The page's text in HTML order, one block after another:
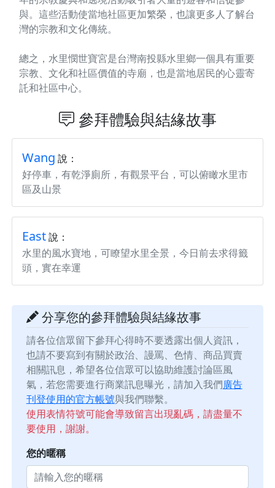
與。這些活動使當地社區更加繁榮，也讓更多人了解台
灣的宗教和文化傳統。
總之，水里憫世寶宮是台灣南投縣水里鄉一個具有重要
宗教、文化和社區價值的寺廟，也是當地居民的心靈寄
託和社區中心。
參拜體驗與結緣故事
Wang 說：
好停車，有乾淨廁所，有觀景平台，可以俯瞰水里市
區及山景
East說：
水里的風水寶地，可瞭望水里全景，今日前去求得籤
頭，實在幸運
分享您的參拜體驗與結緣故事
請各位信眾留下參拜心得時不要透露出個人資訊，
也請不要寫到有關於政治、謾罵、色情、商品買賣
相關訊息，希望各位信眾可以協助維護討論區風
氣，若您需要進行商業訊息曝光，請加入我們廣告
刊登使用的官方帳號與我們聯繫。
使用表情符號可能會導致留言出現亂碼，請盡量不
要使用，謝謝。
您的暱稱